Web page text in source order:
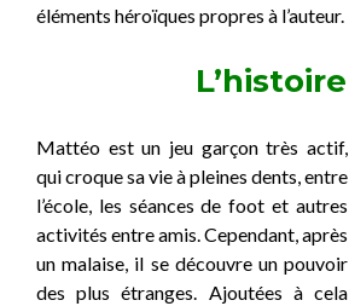
éléments héroïques propres à l’auteur.
L’histoire
Mattéo est un jeu garçon très actif,
qui croque sa vie à pleines dents, entre
l’école, les séances de foot et autres
activités entre amis. Cependant, après
un malaise, il se découvre un pouvoir
des plus étranges. Ajoutées à cela